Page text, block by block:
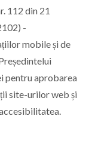
112 din 21
-
mobile și de
pentru aprobarea
site-urilor web și